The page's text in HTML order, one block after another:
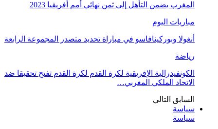
المغرب يضمن التأهل إلى ثمن نهائي أمم أفريقيا 2023
مباريات اليوم
أنغولا وبوركينافاسو في مباراة تحديد متصدر المجموعة الرابعة
رياضة
الكونفيدرالية الإفريقية لكرة القدم لكرة القدم تفتح تحقيقا ضد
الاتحاد الملكي المغربي…
السابق التالي
سياسة
سياسة